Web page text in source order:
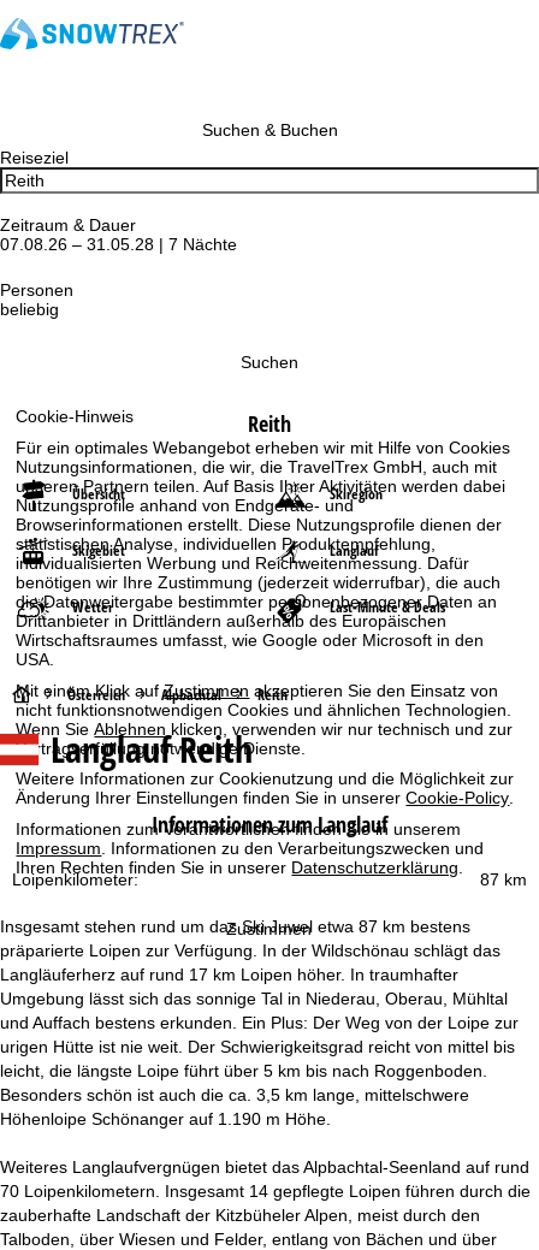
Cookie-Hinweis
Für ein optimales Webangebot erheben wir mit Hilfe von Cookies
Nutzungsinformationen, die wir, die TravelTrex GmbH, auch mit
unseren Partnern teilen. Auf Basis Ihrer Aktivitäten werden dabei
Nutzungsprofile anhand von Endgeräte- und
Browserinformationen erstellt. Diese Nutzungsprofile dienen der
statistischen Analyse, individuellen Produktempfehlung,
individualisierten Werbung und Reichweitenmessung. Dafür
benötigen wir Ihre Zustimmung (jederzeit widerrufbar), die auch
die Datenweitergabe bestimmter personenbezogener Daten an
Drittanbieter in Drittländern außerhalb des Europäischen
Wirtschaftsraumes umfasst, wie Google oder Microsoft in den
USA.
Mit einem Klick aufZustimmen akzeptieren Sie den Einsatz von
nicht funktionsnotwendigen Cookies und ähnlichen Technologien.
Wenn SieAblehnen klicken, verwenden wir nur technisch und zur
Vertragserfüllung notwendige Dienste.
Weitere Informationen zur Cookienutzung und die Möglichkeit zur
Änderung Ihrer Einstellungen finden Sie in unsererCookie-Policy
Informationen zum Verantwortlichen finden Sie in unserem
Impressum . Informationen zu den Verarbeitungszwecken und
Ihren Rechten finden Sie in unserer Datenschutzerklärung
Zustimmen
Suchen & Buchen
Reiseziel
Zeitraum & Dauer
07.08.26 – 31.05.28 | 7 Nächte
Personen
beliebig
Suchen
Reith
Übersicht Skiregion
Skigebiet Langlauf
Wetter Last-Minute & Deals
S
t
a
r
t
s
e
Österreich Alpbachtal Reith
Langlauf Reith
Informationen zum Langlauf
87 km
Loipenkilometer:
Insgesamt stehen rund um das Ski Juwel etwa 87 km bestens
präparierte Loipen zur Verfügung. In der Wildschönau schlägt das
Langläuferherz auf rund 17 km Loipen höher. In traumhafter
Umgebung lässt sich das sonnige Tal in Niederau, Oberau, Mühltal
und Auffach bestens erkunden. Ein Plus: Der Weg von der Loipe zur
urigen Hütte ist nie weit. Der Schwierigkeitsgrad reicht von mittel bis
leicht, die längste Loipe führt über 5 km bis nach Roggenboden.
Besonders schön ist auch die ca. 3,5 km lange, mittelschwere
Höhenloipe Schönanger auf 1.190 m Höhe.
Weiteres Langlaufvergnügen bietet das Alpbachtal-Seenland auf rund
70 Loipenkilometern. Insgesamt 14 gepflegte Loipen führen durch die
zauberhafte Landschaft der Kitzbüheler Alpen, meist durch den
Talboden, über Wiesen und Felder, entlang von Bächen und über